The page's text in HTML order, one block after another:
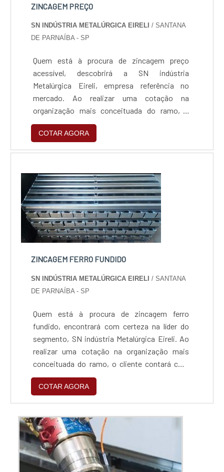
ZINCAGEM PREÇO
SN INDÚSTRIA METALÚRGICA EIRELI/ SANTANA
DE PARNAÍBA - SP
Quem está à procura de zincagem preço
acessível, descobrirá a SN indústria
Metalúrgica Eireli, empresa referência no
mercado. Ao realizar uma cotação na
organização mais conceituada do ramo, o
cliente contará com serviços de excelência e o
suporte de especialistas para sanar eventuais
dúvidas.ZINCAGEM PREÇO JUSTO E
acessível em uma empresa que preza pela
segurança, encontra na internet a SN indús...
COTAR AGORA
ZINCAGEM FERRO FUNDIDO
SN INDÚSTRIA METALÚRGICA EIRELI/ SANTANA
DE PARNAÍBA - SP
Quem está à procura de zincagem ferro
fundido, encontrará com certeza na líder do
segmento, SN indústria Metalúrgica Eireli. Ao
realizar uma cotação na organização mais
conceituada do ramo, o cliente contará com
serviços de excelência e o suporte de
especialistas para sanar eventuais
dúvidas.Quando o assunto é zincagem ferro
Metalúrgica Eireli o cliente encontrará ótima
qualidade e um design...
COTAR AGORA